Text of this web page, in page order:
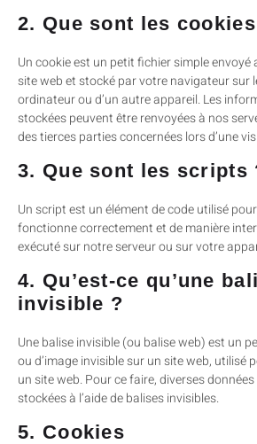
2. Que sont les
Un cookie est un petit fichier simple envoyé
site web et stocké par votre navigateur sur
ordinateur ou d’un autre appareil. Les
stockées peuvent être renvoyées à nos
des tierces parties concernées lors d’une
3. Que sont les scripts
Un script est un élément de code utilisé
fonctionne correctement et de manière
exécuté sur notre serveur ou sur votre
4. Qu’est-ce qu’une
invisible ?
Une balise invisible (ou balise web) est un
ou d’image invisible sur un site web, utilisé
un site web. Pour ce faire, diverses
stockées à l’aide de balises invisibles.
5. Cookies